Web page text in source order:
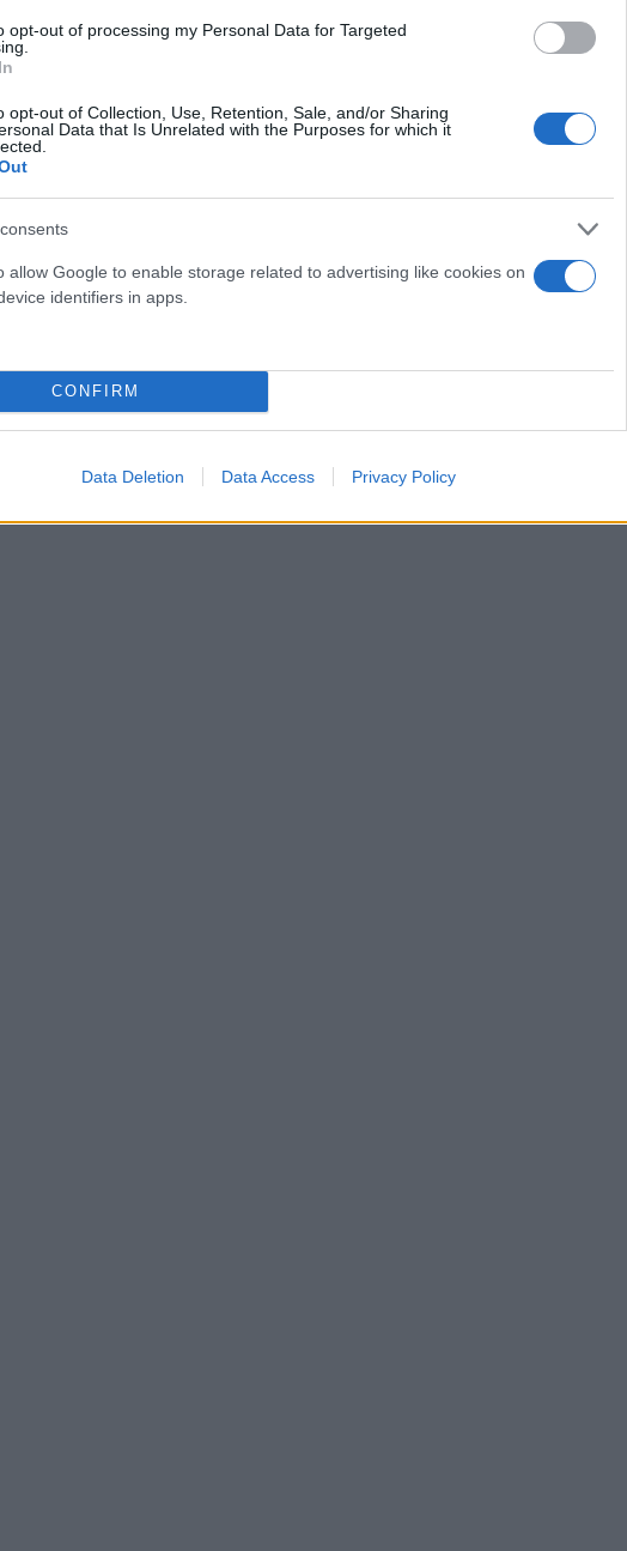
opt-out of processing my Personal Data for Targeted
opt-out of Collection, Use, Retention, Sale, and/or Sharing
Data that Is Unrelated with the Purposes for which it
allow Google to enable storage related to advertising like cookies on
identifiers in apps.
CONFIRM
Data Deletion Data Access Privacy Policy
5HD)
Start)
2HD)
Prime)
(Novasports 6HD)